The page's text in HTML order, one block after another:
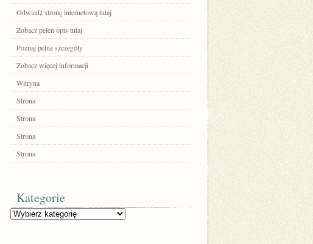
Odwiedź stronę internetową tutaj
Zobacz pełen opis tutaj
Poznaj pełne szczegóły
Zobacz więcej informacji
Witryna
Strona
Strona
Strona
Strona
Kategorie
Kategorie